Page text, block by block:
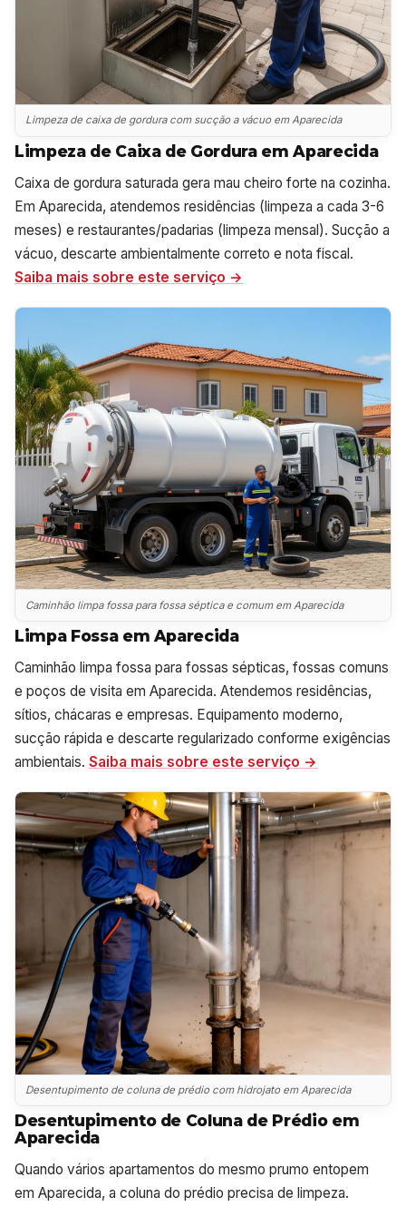
Limpeza de caixa de gordura com sucção a vácuo em Aparecida
Limpeza de Caixa de Gordura em Aparecida
Caixa de gordura saturada gera mau cheiro forte na cozinha.
Em Aparecida, atendemos residências (limpeza a cada 3-6
meses) e restaurantes/padarias (limpeza mensal). Sucção a
vácuo, descarte ambientalmente correto e nota fiscal.
Saiba mais sobre este serviço →
Caminhão limpa fossa para fossa séptica e comum em Aparecida
Limpa Fossa em Aparecida
Caminhão limpa fossa para fossas sépticas, fossas comuns
e poços de visita em Aparecida. Atendemos residências,
sítios, chácaras e empresas. Equipamento moderno,
sucção rápida e descarte regularizado conforme exigências
ambientais. Saiba mais sobre este serviço →
Desentupimento de coluna de prédio com hidrojato em Aparecida
Desentupimento de Coluna de Prédio em
Aparecida
Quando vários apartamentos do mesmo prumo entopem
em Aparecida, a coluna do prédio precisa de limpeza.